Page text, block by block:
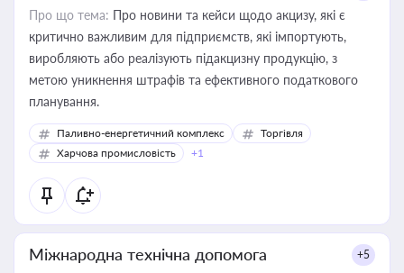
Про що тема: Про новини та кейси щодо акцизу, які є
критично важливим для підприємств, які імпортують,
виробляють або реалізують підакцизну продукцію, з
метою уникнення штрафів та ефективного податкового
планування.
Паливно-енергетичний комплекс
Торгівля
Харчова промисловість
+1
Міжнародна технічна допомога +5